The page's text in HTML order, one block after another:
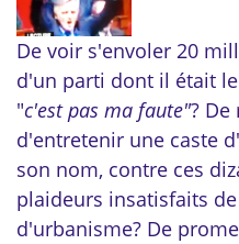
De voir s'envoler 20
d'un parti dont il était
"c'est pas ma faute"?
d'entretenir une caste
son nom, contre ces
plaideurs insatisfaits
d'urbanisme? De